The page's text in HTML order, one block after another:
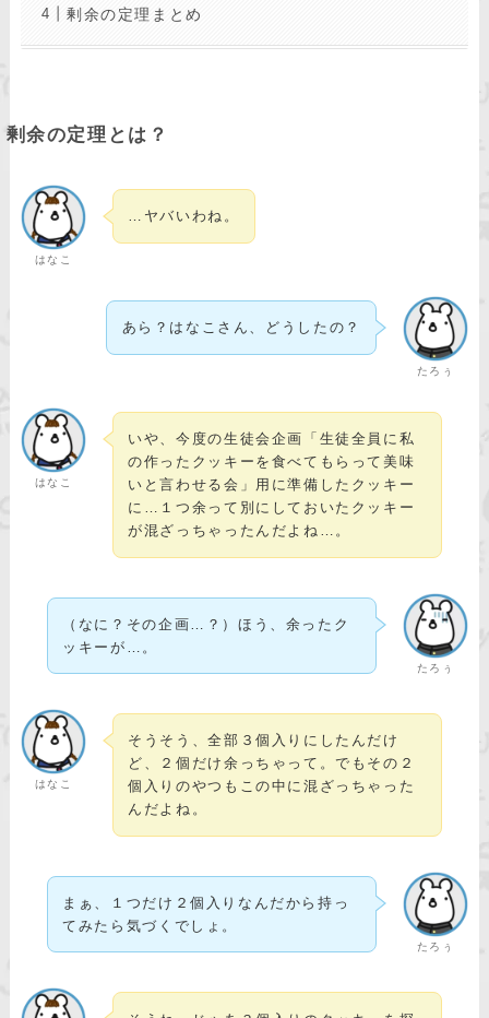
剰余の定理まとめ
剰余の定理とは？
はなこ
…ヤバいわね。
たろぅ
あら？はなこさん、どうしたの？
はなこ
いや、今度の生徒会企画「生徒全員に私
の作ったクッキーを食べてもらって美味
いと言わせる会」用に準備したクッキー
に…１つ余って別にしておいたクッキー
が混ざっちゃったんだよね…。
たろぅ
（なに？その企画…？）ほう、余ったク
ッキーが…。
はなこ
そうそう、全部３個入りにしたんだけ
ど、２個だけ余っちゃって。でもその２
個入りのやつもこの中に混ざっちゃった
んだよね。
たろぅ
まぁ、１つだけ２個入りなんだから持っ
てみたら気づくでしょ。